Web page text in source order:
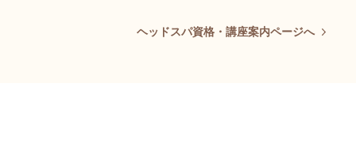
1日
ヘッドスパ資格・講座案内ページへ